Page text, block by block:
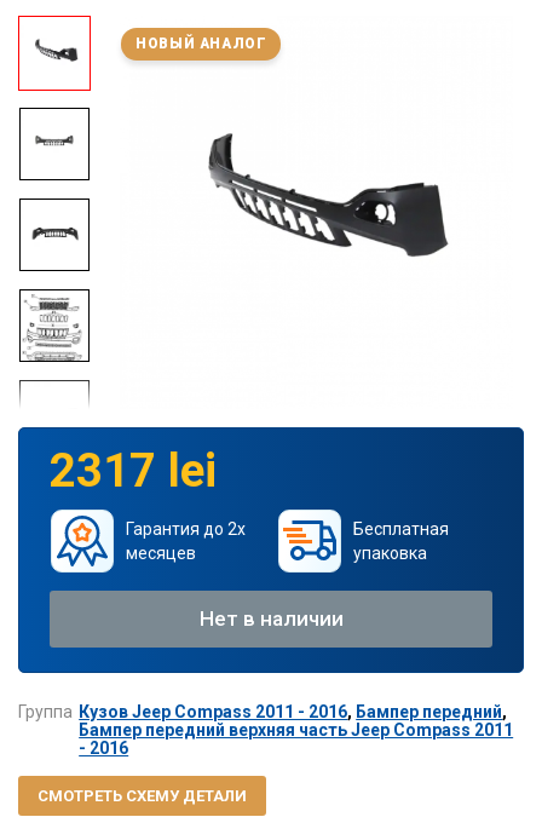
НОВЫЙ АНАЛОГ
2317 lei
Гарантия до 2х
месяцев
Бесплатная
упаковка
Нет в наличии
Группа Кузов Jeep Compass 2011 - 2016, Бампер передний,
Бампер передний верхняя часть Jeep Compass 2011
- 2016
СМОТРЕТЬ СХЕМУ ДЕТАЛИ